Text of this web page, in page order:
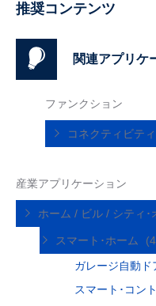
推奨コンテンツ
関連アプリケ
ファンクション
コネクティビティ
産業アプリケーション
ホーム / ビル / シティ･
スマート･ホーム
ガレージ自動ド
スマート･コン